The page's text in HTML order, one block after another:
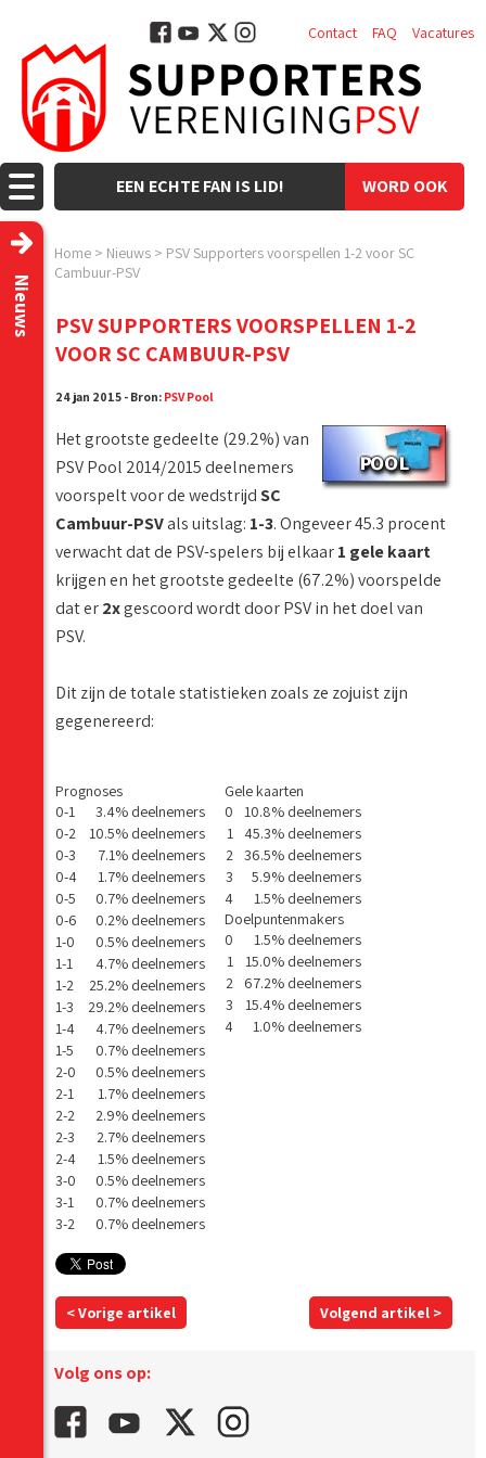
WORD OOK
EEN ECHTE FAN IS LID!
Contact FAQ Vacatures
Home > Nieuws > PSV Supporters voorspellen 1-2 voor SC
Cambuur-PSV
Nieuws
PSV SUPPORTERS VOORSPELLEN 1-2
VOOR SC CAMBUUR-PSV
24 jan 2015 - Bron: PSV Pool
Het grootste gedeelte (29.2%) van
PSV Pool 2014/2015 deelnemers
voorspelt voor de wedstrijdSC
Cambuur-PSVals uitslag: 1-3. Ongeveer 45.3 procent
verwacht dat de PSV-spelers bij elkaar1 gele kaart
krijgen en het grootste gedeelte (67.2%) voorspelde
dat er2xgescoord wordt door PSV in het doel van
PSV.
Dit zijn de totale statistieken zoals ze zojuist zijn
gegenereerd:
Prognoses
0-1
3.4% deelnemers
0-2
10.5% deelnemers
0-3
7.1% deelnemers
0-4
1.7% deelnemers
0-5
0.7% deelnemers
0-6
0.2% deelnemers
1-0
0.5% deelnemers
1-1
4.7% deelnemers
1-2
25.2% deelnemers
1-3
29.2% deelnemers
1-4
4.7% deelnemers
1-5
0.7% deelnemers
2-0
0.5% deelnemers
2-1
1.7% deelnemers
2-2
2.9% deelnemers
2-3
2.7% deelnemers
2-4
1.5% deelnemers
3-0
0.5% deelnemers
3-1
0.7% deelnemers
3-2
0.7% deelnemers
Gele kaarten
0
10.8% deelnemers
1
45.3% deelnemers
2 36.5% deelnemers
3
5.9% deelnemers
4
1.5% deelnemers
Doelpuntenmakers
0
1.5% deelnemers
1
15.0% deelnemers
2
67.2% deelnemers
3
15.4% deelnemers
4
1.0% deelnemers
< Vorige artikel Volgend artikel >
Volg ons op: